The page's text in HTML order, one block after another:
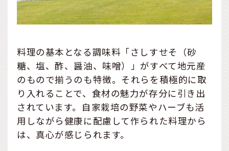
料理の基本となる調味料「さしすせそ（砂
糖、塩、酢、醤油、味噌）」がすべて地元産
のもので揃うのも特徴。それらを積極的に取
り入れることで、食材の魅力が存分に引き出
されています。自家栽培の野菜やハーブも活
用しながら健康に配慮して作られた料理から
は、真心が感じられます。